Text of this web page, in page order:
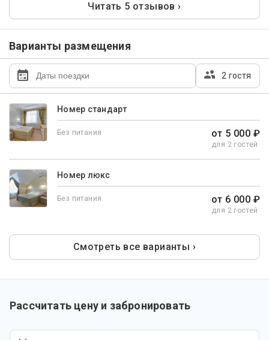
Читать 5 отзывов ›
Варианты размещения
2 гостя
Номер стандарт
Без питания от 5 000 ₽
для 2 гостей
Номер люкс
Без питания от 6 000 ₽
для 2 гостей
Смотреть все варианты ›
Рассчитать цену и забронировать